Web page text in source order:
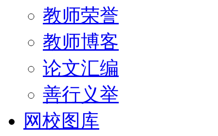
教师荣誉
教师博客
论文汇编
善行义举
网校图库